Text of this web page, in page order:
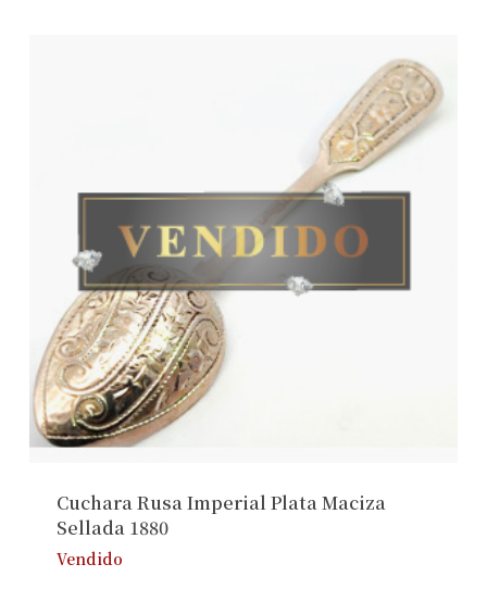
Cuchara Rusa Imperial Plata Maciza
Sellada 1880
Vendido